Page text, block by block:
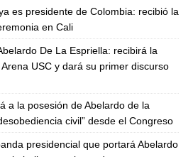
es presidente de Colombia: recibió la
en Cali
De La Espriella: recibirá la
USC y dará su primer discurso
a la posesión de Abelardo de la
civil” desde el Congreso
presidencial que portará Abelardo